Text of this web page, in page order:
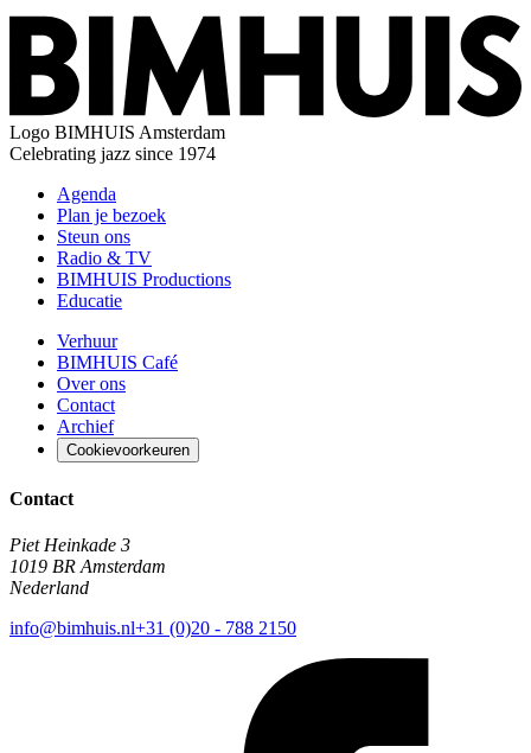
Logo BIMHUIS Amsterdam
Celebrating jazz since 1974
Agenda
Plan je bezoek
Steun ons
Radio & TV
BIMHUIS Productions
Educatie
Verhuur
BIMHUIS Café
Over ons
Contact
Archief
Cookievoorkeuren
Contact
Piet Heinkade 3
1019 BR Amsterdam
Nederland
info@bimhuis.nl+31 (0)20 - 788 2150